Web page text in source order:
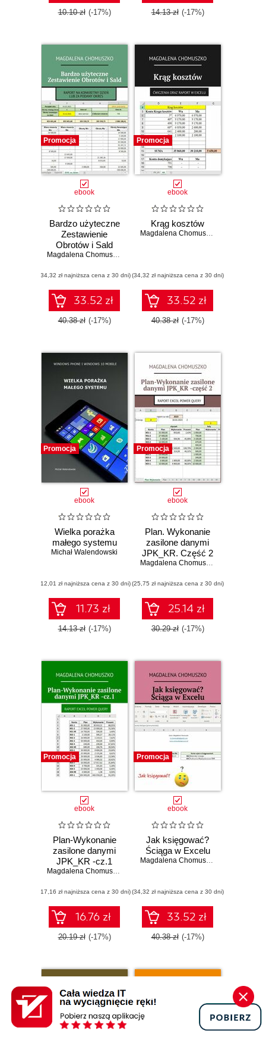
10.10 zł (-17%) 14.13 zł (-17%)
Promocja
ebook
Bardzo użyteczne
Zestawienie
Obrotów i Sald
Magdalena Chomuszko
(34,32 zł najniższa cena z 30 dni)
33.52 zł
40.38 zł (-17%)
Promocja
ebook
Krąg kosztów
Magdalena Chomuszko
(34,32 zł najniższa cena z 30 dni)
33.52 zł
40.38 zł (-17%)
Promocja
ebook
Wielka porażka
małego systemu
Michał Walendowski
(12,01 zł najniższa cena z 30 dni)
11.73 zł
14.13 zł (-17%)
Promocja
ebook
Plan. Wykonanie
zasilone danymi
JPK_KR. Część 2
Magdalena Chomuszko
(25,75 zł najniższa cena z 30 dni)
25.14 zł
30.29 zł (-17%)
Promocja
ebook
Plan-Wykonanie
zasilone danymi
JPK_KR -cz.1
Magdalena Chomuszko
(17,16 zł najniższa cena z 30 dni)
16.76 zł
20.19 zł (-17%)
Promocja
ebook
Jak księgować?
Ściąga w Excelu
Magdalena Chomuszko
(34,32 zł najniższa cena z 30 dni)
33.52 zł
40.38 zł (-17%)